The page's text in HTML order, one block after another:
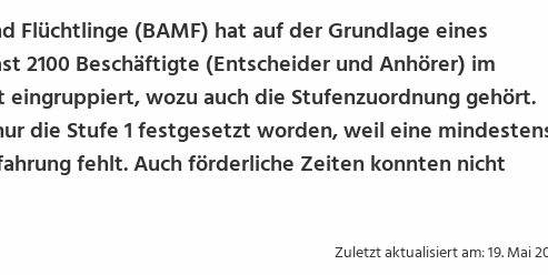
Flüchtlinge (BAMF) hat auf der Grundlage eines
2100 Beschäftigte (Entscheider und Anhörer) im
wozu auch die Stufenzuordnung gehört.
die Stufe 1 festgesetzt worden, weil eine
fehlt. Auch förderliche Zeiten konnten nicht
Zuletzt aktualisiert am: 19. Mai